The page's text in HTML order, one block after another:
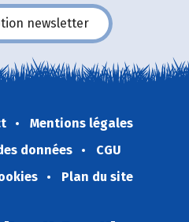
newsletter
Mentions légales
données
CGU
Plan du site